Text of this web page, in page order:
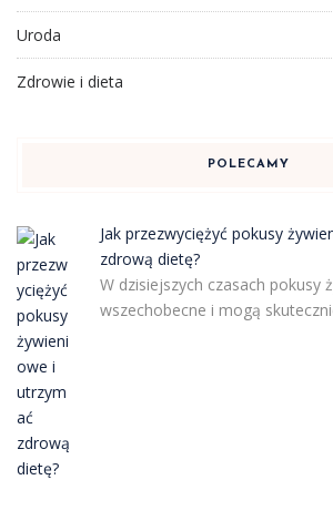
Uroda
Zdrowie i dieta
POLECAMY
Jak przezwyciężyć pokusy
zdrową dietę?
W dzisiejszych czasach pokusy
wszechobecne i mogą